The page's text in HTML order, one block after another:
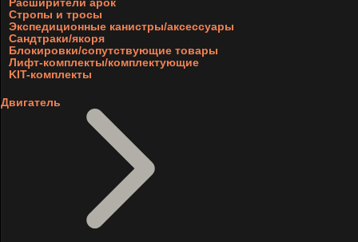
Расширители арок
Стропы и тросы
Экспедиционные канистры/аксессуары
Сандтраки/якоря
Блокировки/сопутствующие товары
Лифт-комплекты/комплектующие
KIT-комплекты
Двигатель